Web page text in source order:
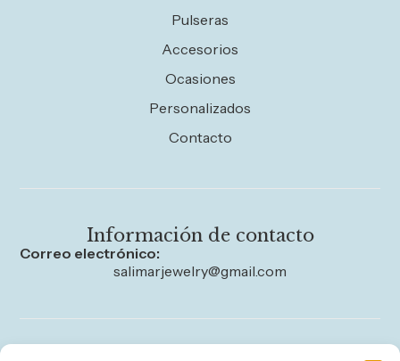
Pulseras
Accesorios
Ocasiones
Personalizados
Contacto
Información de contacto
Correo electrónico:
salimarjewelry@gmail.com